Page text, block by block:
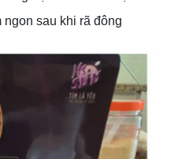
sau khi rã đông